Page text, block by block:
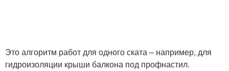
Это алгоритм работ для одного ската – например, для
гидроизоляции крыши балкона под профнастил.